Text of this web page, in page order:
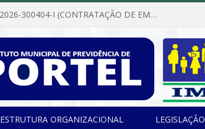
Dispensa de Licitação Nº 7/2026-300404-I (CONTRATAÇÃO DE EMPRESA PARA MANUTENÇÃO E REPARAÇÃO DE APARELHOS DE AR CONDICIONADO, EM ATENDIMENTO ÀS NECESSIDADES DO INSTITUTO DE PREVIDÊNCIA MUNICIPAL DE PORTEL/PA)
ESTRUTURA ORGANIZACIONAL LEGISLAÇÃO